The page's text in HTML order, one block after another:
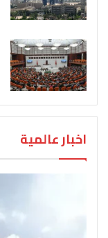
اخبار عالمية